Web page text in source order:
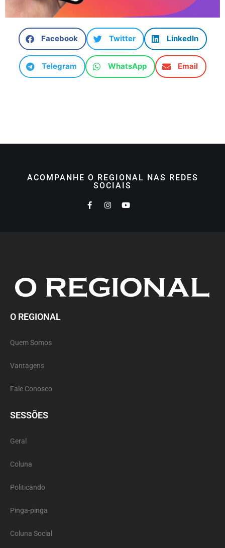
Facebook Twitter LinkedIn
Telegram WhatsApp Email
ACOMPANHE O REGIONAL NAS REDES
SOCIAIS
O REGIONAL
Quem Somos
Vantagens
Fale Conosco
SESSÕES
Geral
Coluna
Politicando
Pinga-pinga
Coluna Social